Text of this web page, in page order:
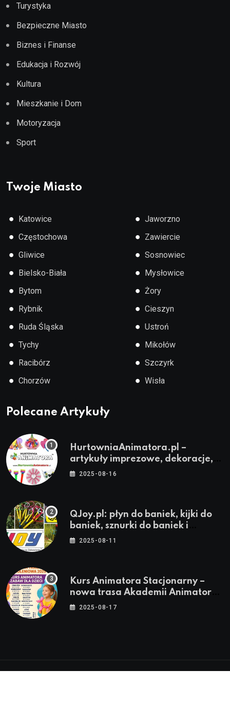
Turystyka
Bezpieczne Miasto
Biznes i Finanse
Edukacja i Rozwój
Kultura
Mieszkanie i Dom
Motoryzacja
Sport
Twoje Miasto
● Katowice
● Częstochowa
● Gliwice
● Bielsko-Biała
● Bytom
● Rybnik
● Ruda Śląska
● Tychy
● Racibórz
● Chorzów
● Jaworzno
● Zawiercie
● Sosnowiec
● Mysłowice
● Żory
● Cieszyn
● Ustroń
● Mikołów
● Szczyrk
● Wisła
Polecane Artykuły
HurtowniaAnimatora.pl –
artykuły imprezowe, dekoracje,
stroje i akcesoria dla animatorów
2025-08-16
QJoy.pl: płyn do baniek, kijki do
baniek, sznurki do baniek i
zestawy do baniek
2025-08-11
Kurs Animatora Stacjonarny –
nowa trasa Akademii Animatora
– jesień 2025
2025-08-17